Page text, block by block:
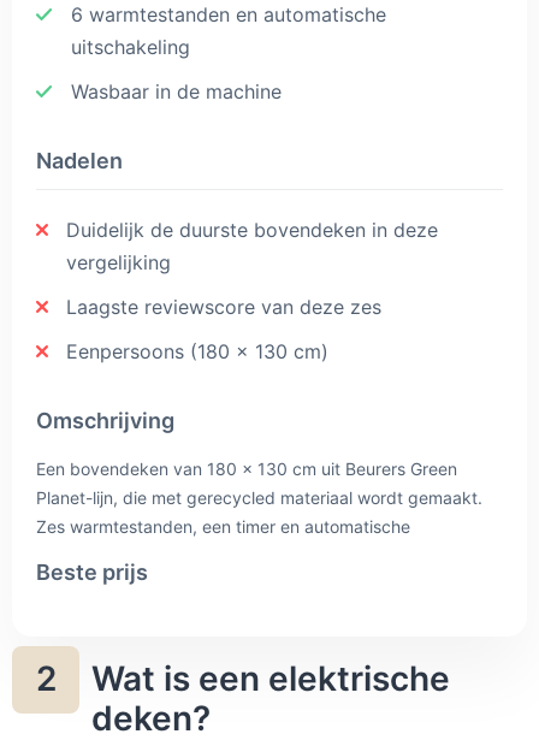
6 warmtestanden en automatische
uitschakeling
Wasbaar in de machine
Nadelen
Duidelijk de duurste bovendeken in deze
vergelijking
Laagste reviewscore van deze zes
Eenpersoons (180 x 130 cm)
Omschrijving
Een bovendeken van 180 x 130 cm uit Beurers Green
Planet-lijn, die met gerecycled materiaal wordt gemaakt.
Zes warmtestanden, een timer en automatische
formaat. Beurer geeft drie jaar garantie. Daar staat een
die van de goedkopere dekens hier; in onze score weegt
dat mee.
Beste prijs
2
Wat is een elektrische
deken?